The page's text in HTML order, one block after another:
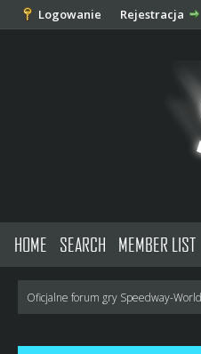
Logowanie Rejestracja
HOME SEARCH MEMBER LIST
Oficjalne forum gry Speedway-World